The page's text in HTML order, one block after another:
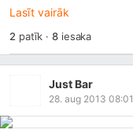
Lasīt vairāk
2 patīk ·8iesaka
Just Bar
28. aug 2013 08:01